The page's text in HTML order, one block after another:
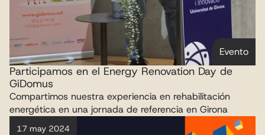
Evento
Participamos en el Energy Renovation Day de
GiDomus
Compartimos nuestra experiencia en rehabilitación
energética en una jornada de referencia en Girona
17 may 2024